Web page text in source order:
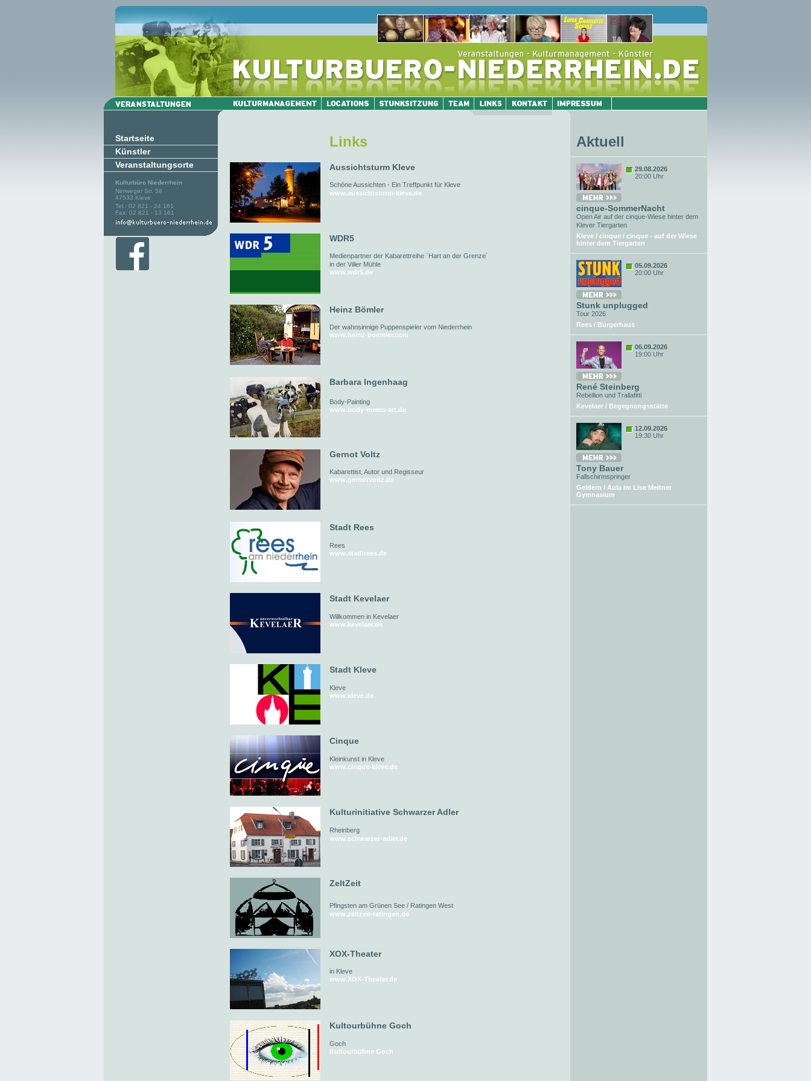
Startseite
Künstler
Veranstaltungsorte
Kulturbüro Niederrhein
Nimweger Str. 58
47533 Kleve
Tel.: 02 821 - 24 161
Fax: 02 821 - 13 161
Links
Aussichtsturm Kleve
Schöne Aussichten - Ein Treffpunkt für Kleve
www.aussichtsturm-kleve.de
WDR5
Medienpartner der Kabarettreihe ´Hart an der Grenze´
in der Viller Mühle
www.wdr5.de
Heinz Bömler
Der wahnsinnige Puppenspieler vom Niederrhein
www.heinz-boemler.com
Barbara Ingenhaag
Body-Painting
www.body-meets-art.de
Gernot Voltz
Kabarettist, Autor und Regisseur
www.gernotvoltz.de
Stadt Rees
Rees
www.stadtrees.de
Stadt Kevelaer
Willkommen in Kevelaer
www.kevelaer.de
Stadt Kleve
Kleve
www.kleve.de
Cinque
Kleinkunst in Kleve
www.cinque-kleve.de
Kulturinitiative Schwarzer Adler
Rheinberg
www.schwarzer-adler.de
ZeltZeit
Pfingsten am Grünen See / Ratingen West
www.zeltzeit-ratingen.de
XOX-Theater
in Kleve
www.XOX-Theater.de
Kultourbühne Goch
Goch
Kultourbühne Goch
Aktuell
29.08.2026
20:00 Uhr
cinque-SommerNacht
Open Air auf der cinque-Wiese hinter dem
Klever Tiergarten
Kleve / cinque / cinque - auf der Wiese
hinter dem Tiergarten
05.09.2026
20:00 Uhr
Stunk unplugged
Tour 2026
Rees / Bürgerhaus
06.09.2026
19:00 Uhr
René Steinberg
Rebellion und Trallafitti
Kevelaer / Begegnungsstätte
12.09.2026
19:30 Uhr
Tony Bauer
Fallschirmspringer
Geldern / Aula im Lise Meitner
Gymnasium